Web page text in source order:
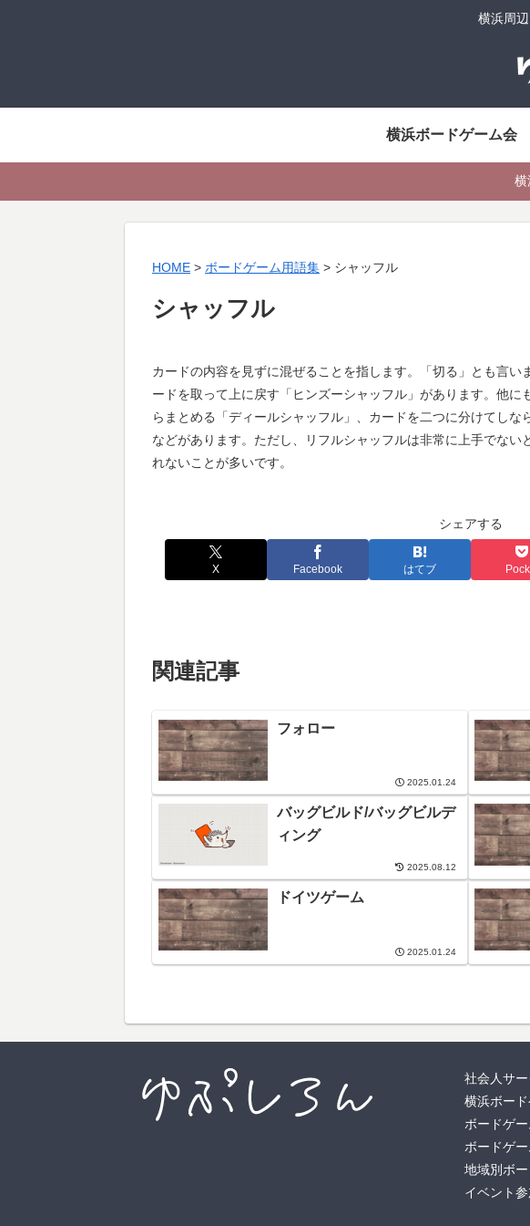
横浜周
横浜ボードゲーム会
横
HOME > ボードゲーム用語集 > シャッフル
シャッフル
カードの内容を見ずに混ぜることを指します。「切る」とも言い
ードを取って上に戻す「ヒンズーシャッフル」があります。他
らまとめる「ディールシャッフル」、カードを二つに分けてしな
などがあります。ただし、リフルシャッフルは非常に上手でない
れないことが多いです。
シェアする
X Facebook はてブ
関連記事
フォロー
2025.01.24
バッグビルド/バッグビルデ
ィング
2025.08.12
ドイツゲーム
2025.01.24
社会人サ
横浜ボー
ボードゲ
ボードゲ
地域別ボ
イベント